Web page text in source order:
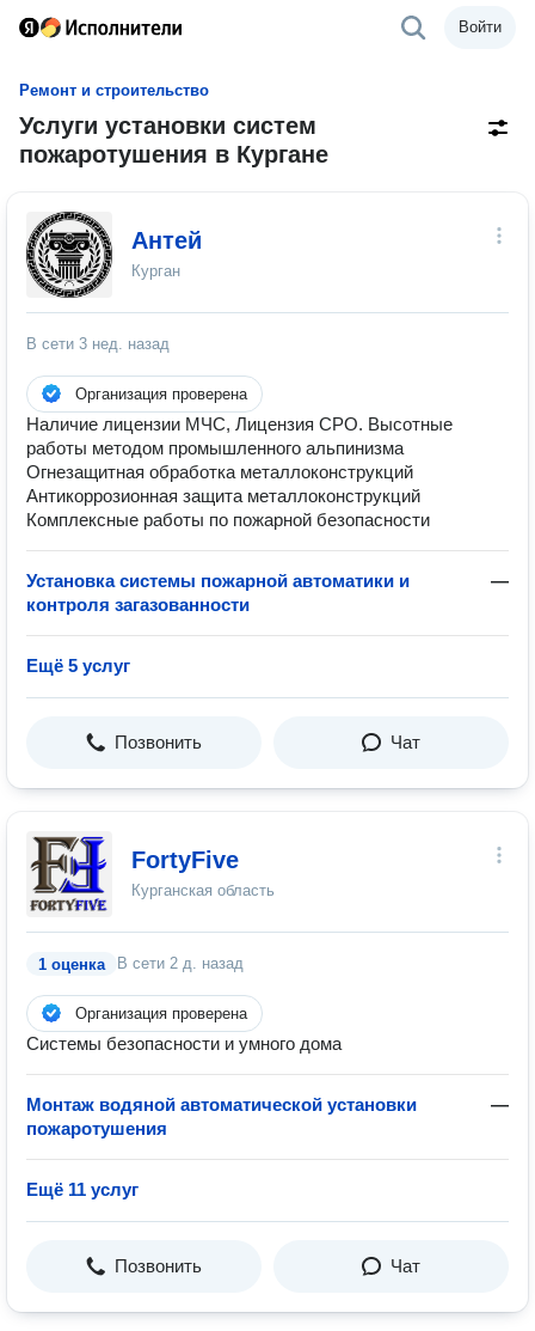
Войти
Ремонт и строительство
Услуги установки систем
пожаротушения в Кургане
Антей
Курган
В сети 3 нед. назад
Организация проверена
Наличие лицензии МЧС, Лицензия СРО. Высотные
работы методом промышленного альпинизма
Огнезащитная обработка металлоконструкций
Антикоррозионная защита металлоконструкций
Комплексные работы по пожарной безопасности
Установка системы пожарной автоматики и
контроля загазованности
—
Ещё 5 услуг
Позвонить Чат
FortyFive
Курганская область
1 оценка В сети 2 д. назад
Организация проверена
Системы безопасности и умного дома
Монтаж водяной автоматической установки
пожаротушения
—
Ещё 11 услуг
Позвонить Чат